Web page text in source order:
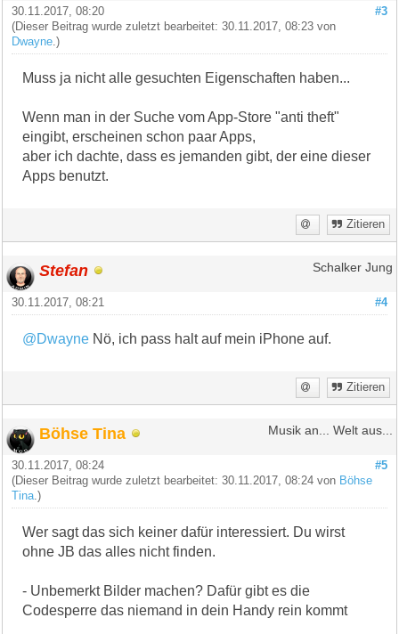
#3
30.11.2017, 08:20
(Dieser Beitrag wurde zuletzt bearbeitet: 30.11.2017, 08:23 von
Dwayne .)
Muss ja nicht alle gesuchten Eigenschaften haben...
Wenn man in der Suche vom App-Store "anti theft"
eingibt, erscheinen schon paar Apps,
aber ich dachte, dass es jemanden gibt, der eine dieser
Apps benutzt.
Zitieren
Stefan Schalker Jung
#4
30.11.2017, 08:21
@Dwayne Nö, ich pass halt auf mein iPhone auf.
Zitieren
Böhse Tina Musik an... Welt aus...
#5
30.11.2017, 08:24
(Dieser Beitrag wurde zuletzt bearbeitet: 30.11.2017, 08:24 von Böhse
Tina .)
Wer sagt das sich keiner dafür interessiert. Du wirst
ohne JB das alles nicht finden.
- Unbemerkt Bilder machen? Dafür gibt es die
Codesperre das niemand in dein Handy rein kommt